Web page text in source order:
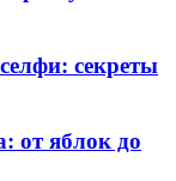
секреты
от яблок до